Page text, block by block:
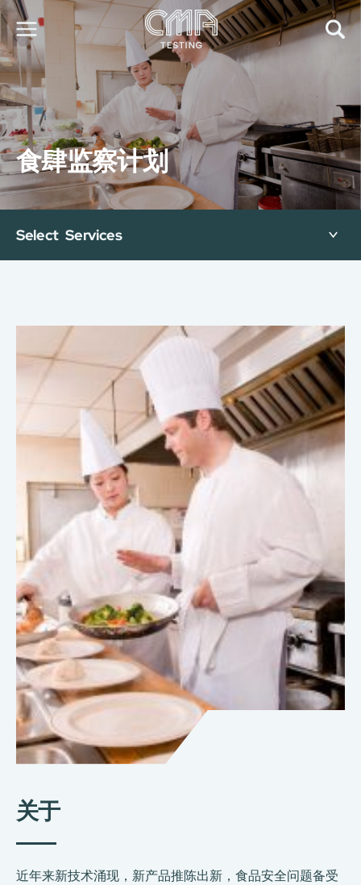
关于我们
我们的服务
最新消息
加入我们
环球支援
联络我们
服务申请
工厂服务预约
食肆监察计划
Select Services
关于
近年来新技术涌现，新产品推陈出新，食品安全问题备受